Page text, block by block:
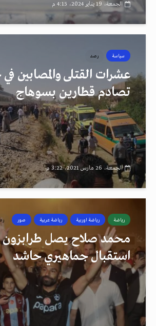
الجمعة، 19 يناير 2024، 4:15 م
سياسة رصد
عشرات القتلى والمصابين
تصادم قطارين بسوهاج
الجمعة، 26 مارس 2021، 3:22 م
رياضة رياضة اوربية رياضة عربية صور
محمد صلاح يصل
استقبال جماهيري حاشد